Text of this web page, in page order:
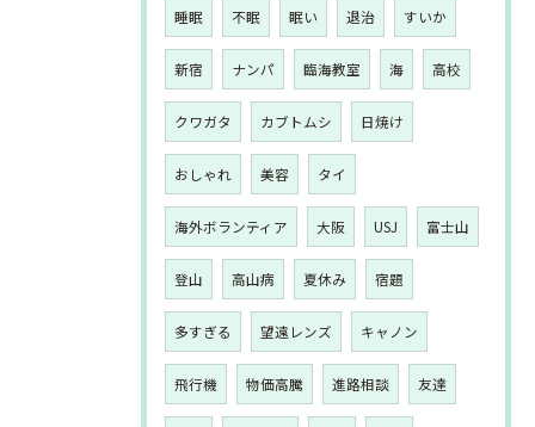
睡眠 不眠 眠い 退治 すいか
新宿 ナンパ 臨海教室 海 高校
クワガタ カブトムシ 日焼け
おしゃれ 美容 タイ
海外ボランティア 大阪 USJ 富士山
登山 高山病 夏休み 宿題
多すぎる 望遠レンズ キャノン
飛行機 物価高騰 進路相談 友達